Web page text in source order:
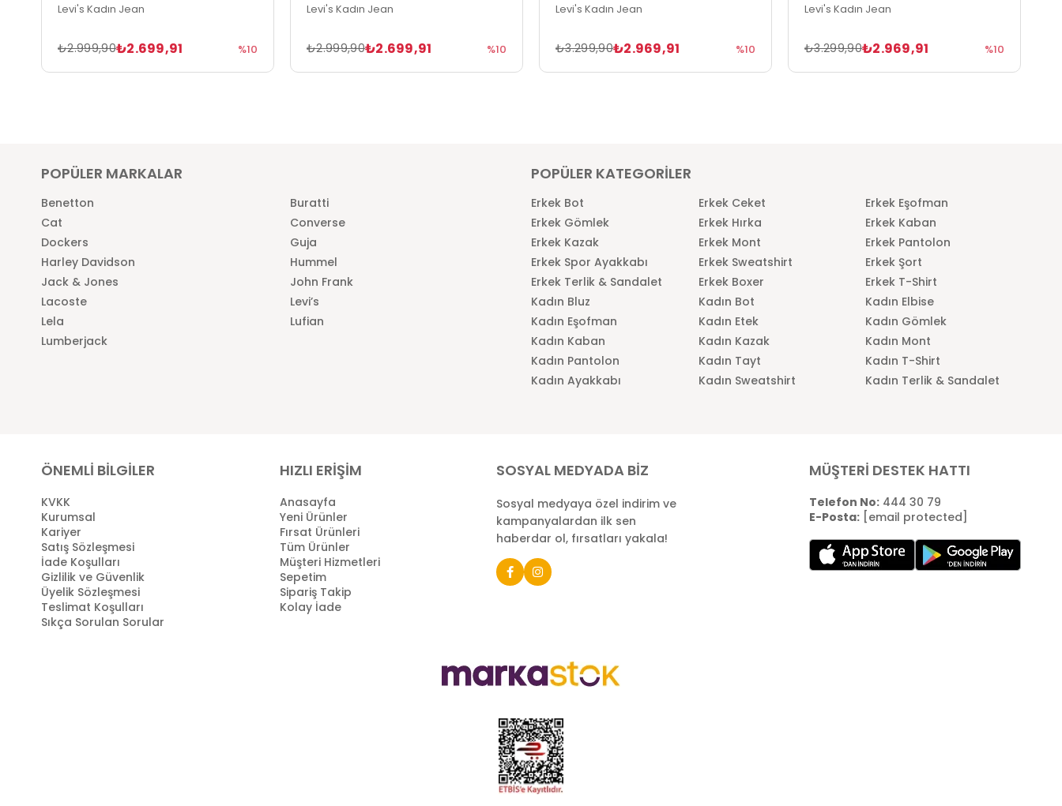
Levi's Kadın Jean
₺2.699,91
₺2.999,90 %10
Levi's Kadın Jean
₺2.699,91
₺2.999,90 %10
Levi's Kadın Jean
₺2.969,91
₺3.299,90 %10
Levi's Kadın Jean
₺2.969,91
₺3.299,90 %10
POPÜLER MARKALAR
Benetton
Buratti
Cat
Converse
Dockers
Guja
Harley Davidson
Hummel
Jack & Jones
John Frank
Lacoste
Levi’s
Lela
Lufian
Lumberjack
POPÜLER KATEGORİLER
Erkek Bot Erkek Ceket
Erkek Eşofman
Erkek Gömlek
Erkek Hırka
Erkek Kaban
Erkek Kazak
Erkek Mont
Erkek Pantolon
Erkek Spor Ayakkabı
Erkek Sweatshirt
Erkek Şort
Erkek Terlik & Sandalet
Erkek Boxer
Erkek T-Shirt
Kadın Bluz
Kadın Bot
Kadın Elbise
Kadın Eşofman
Kadın Etek
Kadın Gömlek
Kadın Kaban
Kadın Kazak
Kadın Mont
Kadın Pantolon
Kadın Tayt
Kadın T-Shirt
Kadın Ayakkabı
Kadın Sweatshirt Kadın Terlik & Sandalet
ÖNEMLİ BİLGİLER
KVKK
Kurumsal
Kariyer
Satış Sözleşmesi
İade Koşulları
Gizlilik ve Güvenlik
Üyelik Sözleşmesi
Teslimat Koşulları
Sıkça Sorulan Sorular
HIZLI ERİŞİM
Anasayfa
Yeni Ürünler
Fırsat Ürünleri
Tüm Ürünler
Müşteri Hizmetleri
Sepetim
Sipariş Takip
Kolay İade
SOSYAL MEDYADA BİZ
Sosyal medyaya özel indirim ve
kampanyalardan ilk sen
haberdar ol, fırsatları yakala!
MÜŞTERİ DESTEK HATTI
Telefon No:444 30 79
E-Posta: [email protected]